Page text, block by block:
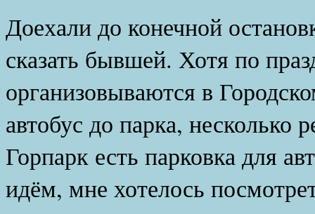
Доехали до конечной
сказать бывшей. Хотя по
организовываются в
автобус до парка, несколько
Горпарк есть парковка для
идём, мне хотелось